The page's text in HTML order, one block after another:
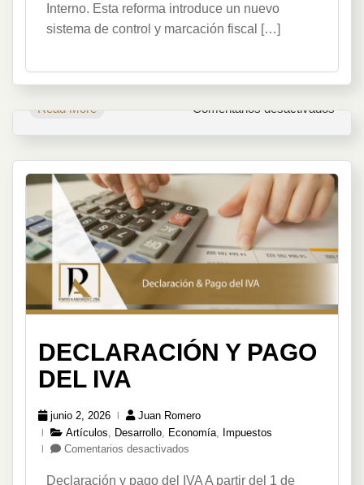
Interno. Esta reforma introduce un nuevo
sistema de control y marcación fiscal […]
Read More Comentarios desactivados
398
DECLARACIÓN Y PAGO
DEL IVA
junio 2, 2026
Juan Romero
Artículos
Desarrollo Economía
Impuestos
Comentarios desactivados
y
Declaración y pago del IVA A partir del 1 de